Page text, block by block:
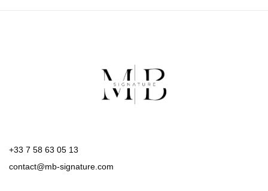
+33 7 58 63 05 13
contact@mb-signature.com